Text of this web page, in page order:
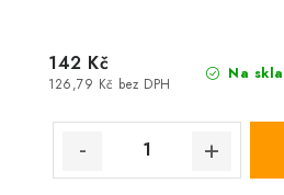
Na
126,79 Kč bez DPH
142 Kč